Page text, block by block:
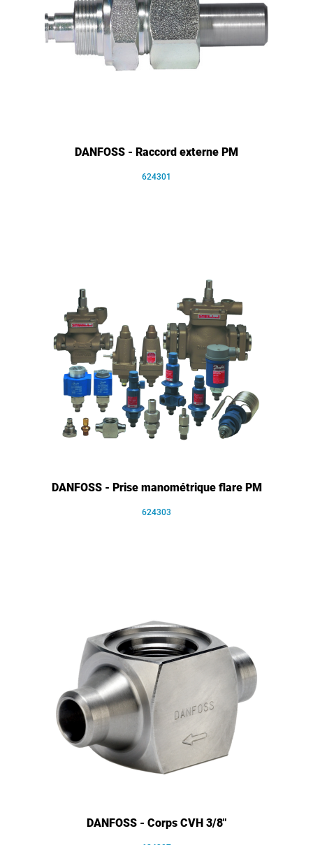
DANFOSS - Raccord externe PM
624301
DANFOSS - Prise manométrique flare PM
624303
DANFOSS - Corps CVH 3/8"